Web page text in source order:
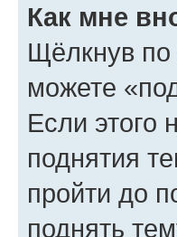
Как мне
Щёлкнув
можете
Если этого
поднятия
пройти до
поднять